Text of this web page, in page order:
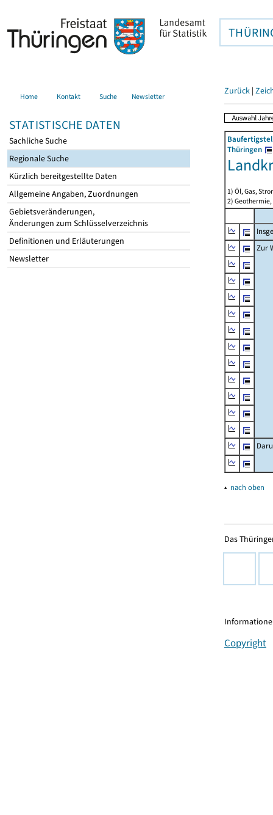
Home Kontakt Suche Newsletter
STATISTISCHE DATEN
Sachliche Suche
Regionale Suche
Kürzlich bereitgestellte Daten
Allgemeine Angaben, Zuordnungen
Gebietsveränderungen,
Änderungen zum Schlüsselverzeichnis
Definitionen und Erläuterungen
Newsletter
Zurück |
Thüringen
1) Öl, Gas,
2)
Zur
▴ nach oben
Das
Copyright